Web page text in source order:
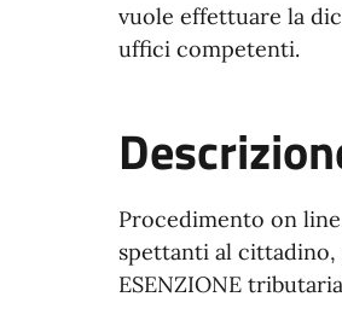
vuole effettuare la
uffici competenti.
Procedimento on
spettanti al cittadino,
ESENZIONE